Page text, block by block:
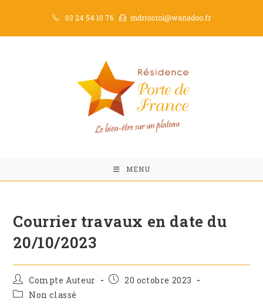
content
03 24 54 10 76 mdrrocroi@wanadoo.fr
MENU
Courrier travaux en date du
20/10/2023
Auteur/autrice
de
la
Compte Auteur
Publication
20 octobre 2023
PostNon classé